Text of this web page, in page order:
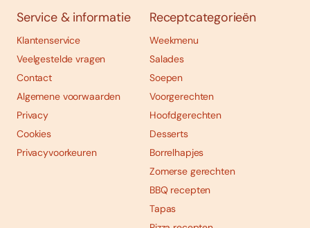
Service & informatie
Klantenservice
Veelgestelde vragen
Contact
Algemene voorwaarden
Privacy
Cookies
Privacyvoorkeuren
Receptcategorieën
Weekmenu
Salades
Soepen
Voorgerechten
Hoofdgerechten
Desserts
Borrelhapjes
Zomerse gerechten
BBQ recepten
Tapas